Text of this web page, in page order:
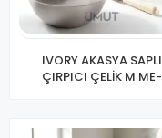
IVORY AKASYA SAPLI
ÇIRPICI ÇELİK M ME-